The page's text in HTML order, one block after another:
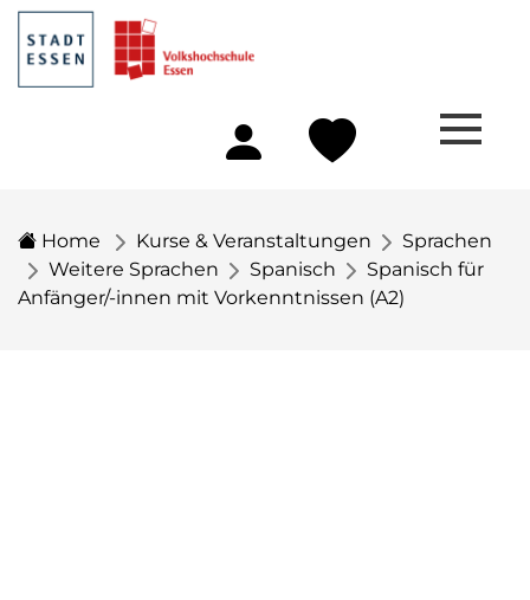
Home Kurse & Veranstaltungen
Sprachen
Weitere Sprachen
Spanisch
Spanisch für
Anfänger/-innen mit Vorkenntnissen (A2)